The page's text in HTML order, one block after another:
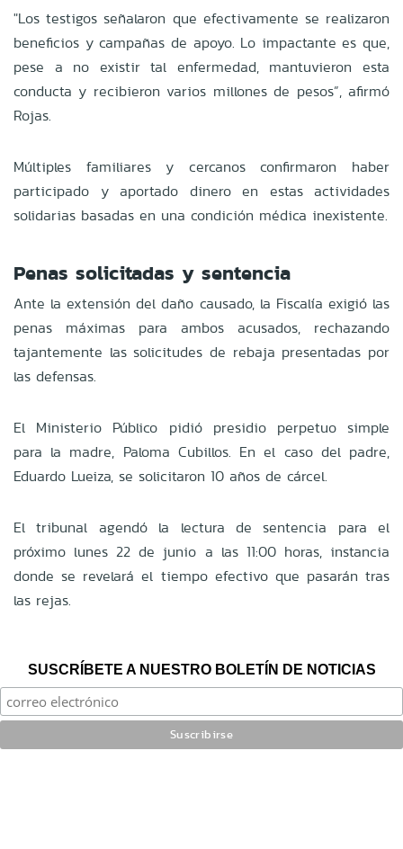
"Los testigos señalaron que efectivamente se realizaron
beneficios y campañas de apoyo. Lo impactante es que,
pese a no existir tal enfermedad, mantuvieron esta
conducta y recibieron varios millones de pesos”, afirmó
Rojas.
Múltiples familiares y cercanos confirmaron haber
participado y aportado dinero en estas actividades
solidarias basadas en una condición médica inexistente.
Penas solicitadas y sentencia
Ante la extensión del daño causado, la Fiscalía exigió las
penas máximas para ambos acusados, rechazando
tajantemente las solicitudes de rebaja presentadas por
las defensas.
El Ministerio Público pidió presidio perpetuo simple
para la madre, Paloma Cubillos. En el caso del padre,
Eduardo Lueiza, se solicitaron 10 años de cárcel.
El tribunal agendó la lectura de sentencia para el
próximo lunes 22 de junio a las 11:00 horas, instancia
donde se revelará el tiempo efectivo que pasarán tras
las rejas.
SUSCRÍBETE A NUESTRO BOLETÍN DE NOTICIAS